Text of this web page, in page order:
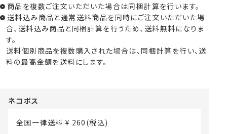
商品を複数ご注文いただいた場合は同梱計算を行います。
送料込み商品と通常送料商品を同時にご注文いただいた場
合、送料込み商品と同梱計算を行うため、送料無料になりま
す。
送料個別商品を複数購入された場合は、同梱計算を行い、送
料の最高金額を送料にします。
ネコポス
全国一律送料 ¥ 260 (税込)